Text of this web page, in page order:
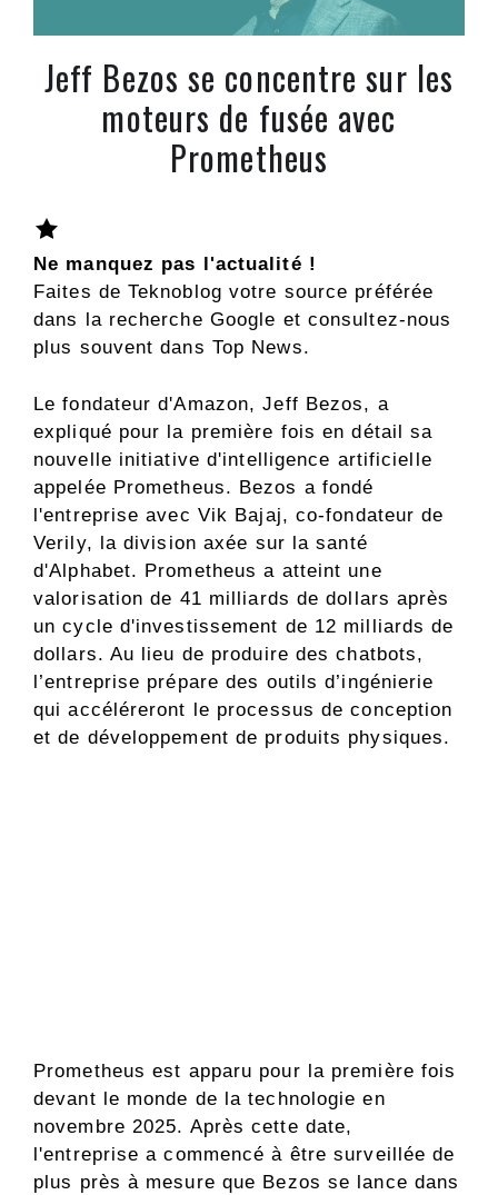
Jeff Bezos se concentre sur les
moteurs de fusée avec
Prometheus
Ne manquez pas l'actualité !
Faites de Teknoblog votre source préférée
dans la recherche Google et consultez-nous
plus souvent dans Top News.
Le fondateur d'Amazon, Jeff Bezos, a
expliqué pour la première fois en détail sa
nouvelle initiative d'intelligence artificielle
appelée Prometheus. Bezos a fondé
l'entreprise avec Vik Bajaj, co-fondateur de
Verily, la division axée sur la santé
d'Alphabet. Prometheus a atteint une
valorisation de 41 milliards de dollars après
un cycle d'investissement de 12 milliards de
dollars. Au lieu de produire des chatbots,
l’entreprise prépare des outils d’ingénierie
qui accéléreront le processus de conception
et de développement de produits physiques.
Prometheus est apparu pour la première fois
devant le monde de la technologie en
novembre 2025. Après cette date,
l'entreprise a commencé à être surveillée de
plus près à mesure que Bezos se lance dans